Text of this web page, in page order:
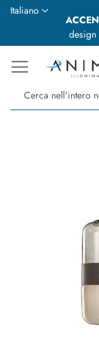
Lingua
Italiano